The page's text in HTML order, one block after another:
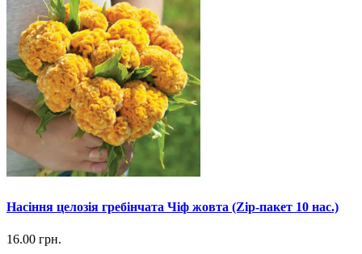
Насіння целозія гребінчата Чіф жовта (Zip-пакет 10 нас.)
16.00 грн.